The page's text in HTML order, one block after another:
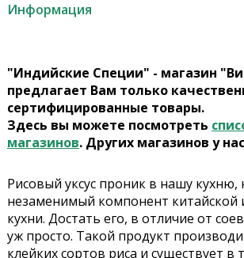
Информация
"Индийские Специи" - магазин
предлагает Вам только
сертифицированные товары.
Здесь вы можете посмотреть
магазинов. Других магазинов у
Рисовый уксус проник в нашу кухню,
незаменимый компонент китайской
кухни. Достать его, в отличие от
уж просто. Такой продукт
клейких сортов риса и существует в